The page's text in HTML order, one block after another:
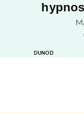
DUNOD